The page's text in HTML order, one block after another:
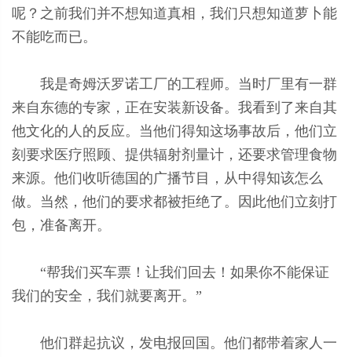
呢？之前我们并不想知道真相，我们只想知道萝卜能
不能吃而已。
我是奇姆沃罗诺工厂的工程师。当时厂里有一群
来自东德的专家，正在安装新设备。我看到了来自其
他文化的人的反应。当他们得知这场事故后，他们立
刻要求医疗照顾、提供辐射剂量计，还要求管理食物
来源。他们收听德国的广播节目，从中得知该怎么
做。当然，他们的要求都被拒绝了。因此他们立刻打
包，准备离开。
“帮我们买车票！让我们回去！如果你不能保证
我们的安全，我们就要离开。”
他们群起抗议，发电报回国。他们都带着家人一